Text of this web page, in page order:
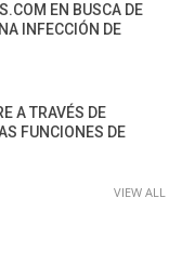
EN BUSCA DE
INFECCIÓN DE
A TRAVÉS DE
FUNCIONES DE
VIEW ALL